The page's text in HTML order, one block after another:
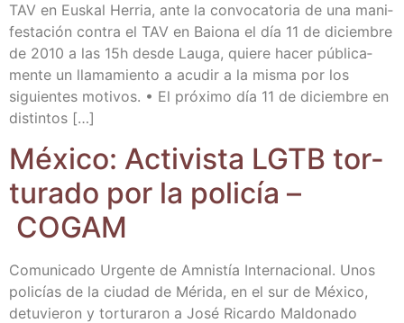
TAV en Eus­kal Herria, ante la con­vo­ca­to­ria de una mani­
fes­ta­ción con­tra el TAV en Baio­na el día 11 de diciem­bre
de 2010 a las 15h des­de Lau­ga, quie­re hacer públi­ca­
men­te un lla­ma­mien­to a acu­dir a la mis­ma por los
siguien­tes moti­vos. • El pró­xi­mo día 11 de diciem­bre en
distintos […]
Méxi­co: Acti­vis­ta LGTB tor­
tu­ra­do por la poli­cía –
COGAM
Comu­ni­ca­do Urgen­te de Amnis­tía Inter­na­cio­nal. Unos
poli­cías de la ciu­dad de Méri­da, en el sur de Méxi­co,
detu­vie­ron y tor­tu­ra­ron a José Ricar­do Mal­do­na­do